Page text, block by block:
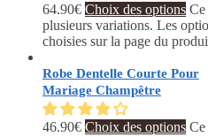
64.90€ Choix des options Ce
plusieurs variations. Les
choisies sur la page du
Robe Dentelle Courte Pour
Mariage Champêtre
46.90€ Choix des options Ce